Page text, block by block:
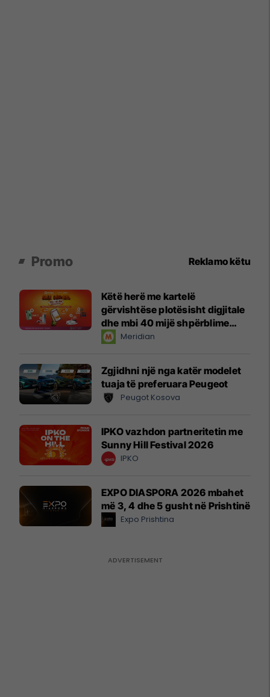
Promo Reklamo këtu
Këtë herë me kartelë
gërvishtëse plotësisht digjitale
dhe mbi 40 mijë shpërblime
instant!Meridian
Zgjidhni një nga katër modelet
tuaja të preferuara Peugeot
Peugot Kosova
IPKO vazhdon partneritetin me
Sunny Hill Festival 2026
IPKO
EXPO DIASPORA 2026 mbahet
më 3, 4 dhe 5 gusht në Prishtinë
Expo Prishtina